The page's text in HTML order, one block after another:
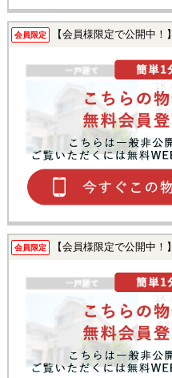
会員限定 【会員様限定で公開中！】
会員限定 【会員様限定で公開中！】